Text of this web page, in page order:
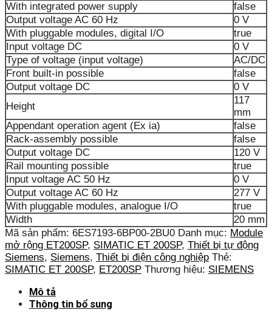
With integrated power supply
false
Output voltage AC 60 Hz
0 V
With pluggable modules, digital I/O
true
Input voltage DC
0 V
Type of voltage (input voltage)
AC/DC
Front built-in possible
false
Output voltage DC
0 V
Height
117
mm
Appendant operation agent (Ex ia)
false
Rack-assembly possible
false
Output voltage DC
120 V
Rail mounting possible
true
Input voltage AC 50 Hz
0 V
Output voltage AC 60 Hz
277 V
With pluggable modules, analogue I/O
true
Width
20 mm
Mã sản phẩm: 6ES7193-6BP00-2BU0 Danh mục: Module
mở rộng ET200SP, SIMATIC ET 200SP, Thiết bị tự động
Siemens, Siemens, Thiết bị điện công nghiệp Thẻ:
SIMATIC ET 200SP, ET200SP Thương hiệu: SIEMENS
Mô tả
Thông tin bổ sung